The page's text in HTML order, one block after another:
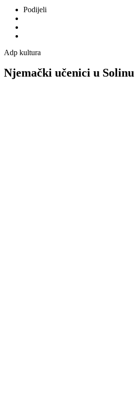
Podijeli
Adp kultura
Njemački učenici u Solinu